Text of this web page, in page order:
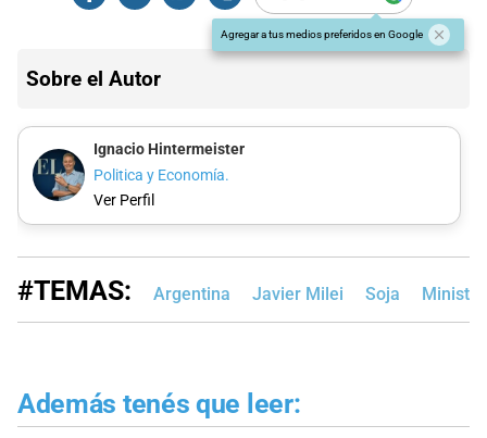
Agregar a tus medios preferidos en Google
Sobre el Autor
Ignacio Hintermeister
Politica y Economía.
Ver Perfil
#TEMAS: Argentina Javier Milei Soja
Además tenés que leer: